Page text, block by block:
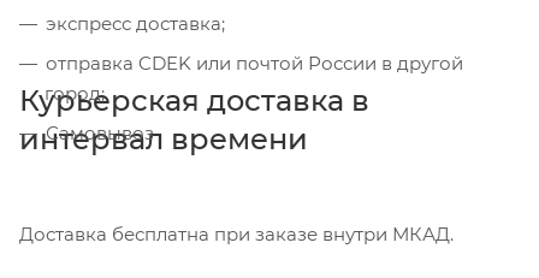
экспресс доставка;
отправка CDEK или почтой России в другой
город;
Самовывоз
Курьерская доставка в
интервал времени
Доставка бесплатна при заказе внутри МКАД.